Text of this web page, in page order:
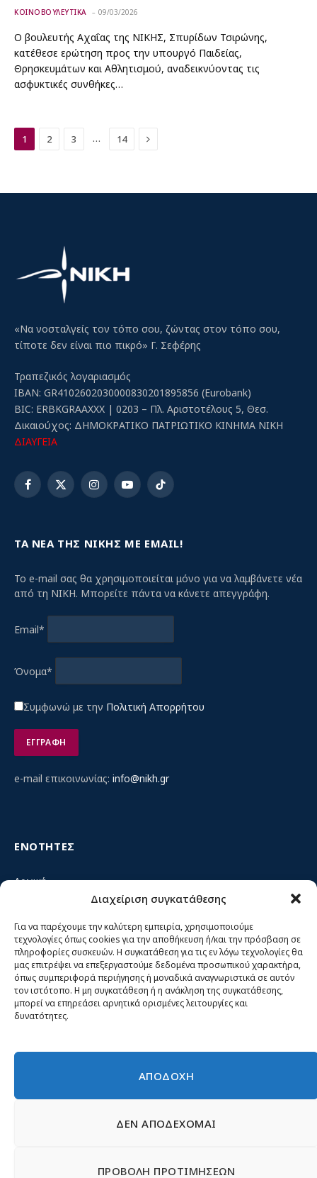
Διαχείριση συγκατάθεσης
Για να παρέχουμε την καλύτερη εμπειρία, χρησιμοποιούμε
τεχνολογίες όπως cookies για την αποθήκευση ή/και την πρόσβαση σε
πληροφορίες συσκευών. Η συγκατάθεση για τις εν λόγω τεχνολογίες θα
μας επιτρέψει να επεξεργαστούμε δεδομένα προσωπικού χαρακτήρα,
όπως συμπεριφορά περιήγησης ή μοναδικά αναγνωριστικά σε αυτόν
τον ιστότοπο. Η μη συγκατάθεση ή η ανάκληση της συγκατάθεσης,
μπορεί να επηρεάσει αρνητικά ορισμένες λειτουργίες και
δυνατότητες.
ΑΠΟΔΟΧΗ
ΔΕΝ ΑΠΟΔΕΧΟΜΑΙ
ΠΡΟΒΟΛΗ ΠΡΟΤΙΜΗΣΕΩΝ
ΚΟΙΝΟΒΟΥΛΕΥΤΙΚΑ 09/03/2026
Ο βουλευτής Αχαΐας της ΝΙΚΗΣ, Σπυρίδων Τσιρώνης,
κατέθεσε ερώτηση προς την υπουργό Παιδείας,
Θρησκευμάτων και Αθλητισμού, αναδεικνύοντας τις
ασφυκτικές συνθήκες…
1 2 3 … 14 Next
«Να νοσταλγείς τον τόπο σου, ζώντας στον τόπο σου,
τίποτε δεν είναι πιο πικρό» Γ. Σεφέρης
Τραπεζικός λογαριασμός
IBAN: GR4102602030000830201895856 (Eurobank)
BIC: ERBKGRAAXXX | 0203 – Πλ. Αριστοτέλους 5, Θεσ.
Δικαιούχος: ΔΗΜΟΚΡΑΤΙΚΟ ΠΑΤΡΙΩΤΙΚΟ ΚΙΝΗΜΑ ΝΙΚΗ
ΔΙΑΥΓΕΙΑ
Facebook
X
InstagramYouTubeTikTok
ΤΑ ΝΕΑ ΤΗΣ ΝΙΚΗΣ ΜΕ EMAIL!
Το e-mail σας θα χρησιμοποιείται μόνο για να λαμβάνετε νέα
από τη ΝΙΚΗ. Μπορείτε πάντα να κάνετε απεγγράφη.
Email*
Όνομα*
Συμφωνώ με την Πολιτική Απορρήτου
e-mail επικοινωνίας: info@nikh.gr
ΕΝΟΤΗΤΕΣ
Αρχική
Κίνημα ΝΙΚΗ – Ποιοι είμαστε, αρχές & δράση
Θέσεις
Πρόσωπα
Όργανα και ομάδες
Βίντεο
Δελτία Τύπου
© 2026 Νίκη
Έντυπα
Εγγραφή μέλους Γίνε φίλος